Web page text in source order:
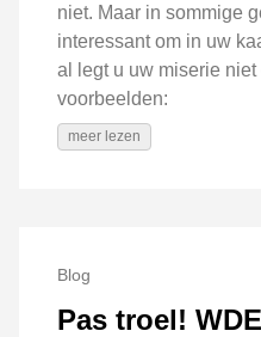
niet. Maar in sommige
interessant om in uw
al legt u uw miserie
voorbeelden:
meer lezen
Blog
Pas troel!